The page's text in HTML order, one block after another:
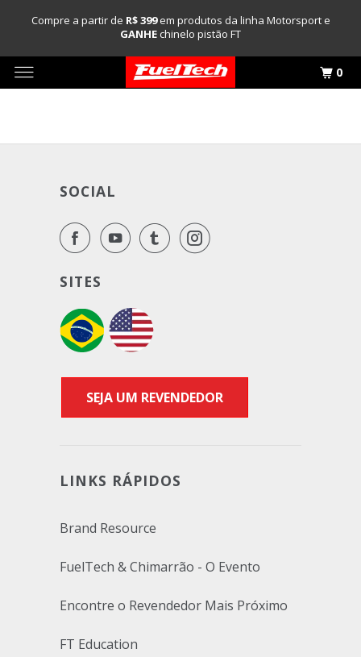
Compre a partir de R$ 399em produtos da linha Motorsport e
GANHE chinelo pistão FT
SOCIAL
SITES
SEJA UM REVENDEDOR
LINKS RÁPIDOS
Brand Resource
FuelTech & Chimarrão - O Evento
Encontre o Revendedor Mais Próximo
FT Education
0